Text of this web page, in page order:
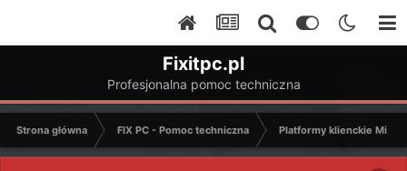
Fixitpc.pl
Profesjonalna pomoc techniczna
Strona główna FIX PC - Pomoc techniczna Platformy klienckie